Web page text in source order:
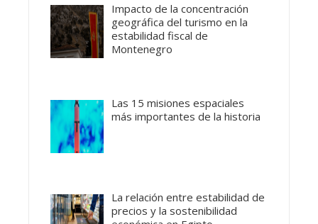
Impacto de la concentración
geográfica del turismo en la
estabilidad fiscal de
Montenegro
Las 15 misiones espaciales
más importantes de la historia
La relación entre estabilidad de
precios y la sostenibilidad